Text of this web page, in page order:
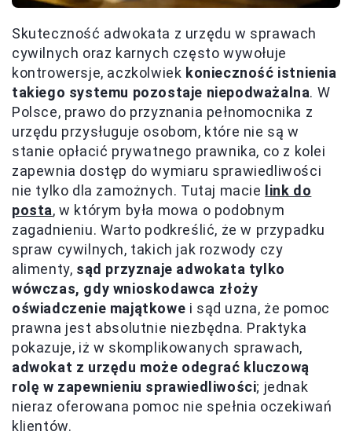
Skuteczność adwokata z urzędu w sprawach
cywilnych oraz karnych często wywołuje
kontrowersje, aczkolwiek konieczność istnienia
takiego systemu pozostaje niepodważalna. W
Polsce, prawo do przyznania pełnomocnika z
urzędu przysługuje osobom, które nie są w
stanie opłacić prywatnego prawnika, co z kolei
zapewnia dostęp do wymiaru sprawiedliwości
nie tylko dla zamożnych. Tutaj macie link do
posta, w którym była mowa o podobnym
zagadnieniu. Warto podkreślić, że w przypadku
spraw cywilnych, takich jak rozwody czy
alimenty, sąd przyznaje adwokata tylko
wówczas, gdy wnioskodawca złoży
oświadczenie majątkowe i sąd uzna, że pomoc
prawna jest absolutnie niezbędna. Praktyka
pokazuje, iż w skomplikowanych sprawach,
adwokat z urzędu może odegrać kluczową
rolę w zapewnieniu sprawiedliwości; jednak
nieraz oferowana pomoc nie spełnia oczekiwań
klientów.